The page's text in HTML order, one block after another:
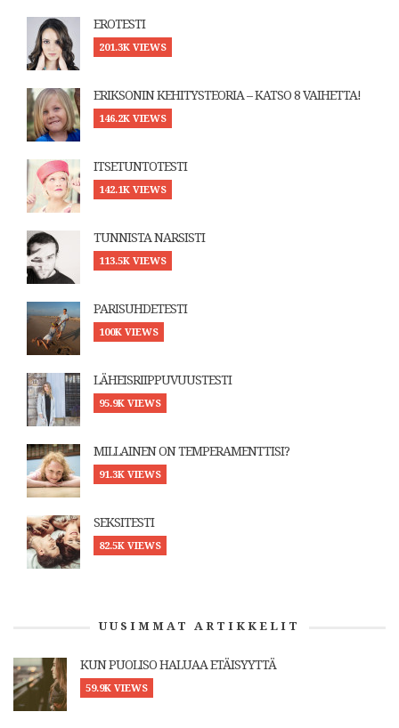
EROTESTI
201.3K VIEWS
ERIKSONIN KEHITYSTEORIA – KATSO 8 VAIHETTA!
146.2K VIEWS
ITSETUNTOTESTI
142.1K VIEWS
TUNNISTA NARSISTI
113.5K VIEWS
PARISUHDETESTI
100K VIEWS
LÄHEISRIIPPUVUUSTESTI
95.9K VIEWS
MILLAINEN ON TEMPERAMENTTISI?
91.3K VIEWS
SEKSITESTI
82.5K VIEWS
UUSIMMAT ARTIKKELIT
KUN PUOLISO HALUAA ETÄISYYTTÄ
59.9K VIEWS